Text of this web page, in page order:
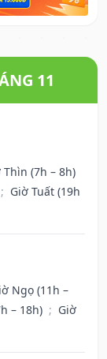
11
Thìn (7h – 8h)
; Giờ Tuất (19h
Ngọ (11h –
– 18h) ; Giờ